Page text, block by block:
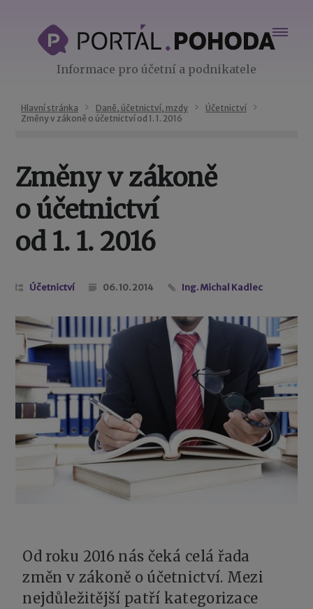
Informace pro účetní a podnikatele
Hlavní stránka Daně, účetnictví, mzdy
Účetnictví
Změny v zákoně o účetnictví od 1. 1. 2016
Změny v zákoně
o účetnictví
od 1. 1. 2016
Účetnictví 06. 10. 2014 Ing. Michal Kadlec
Od roku 2016 nás čeká celá řada
změn v zákoně o účetnictví. Mezi
nejdůležitější patří kategorizace